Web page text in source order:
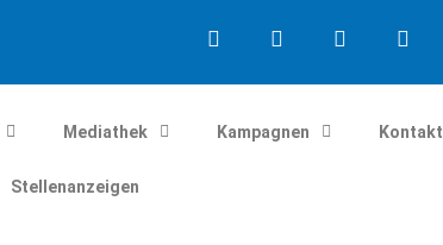
Mediathek Kampagnen Kontakt
Stellenanzeigen